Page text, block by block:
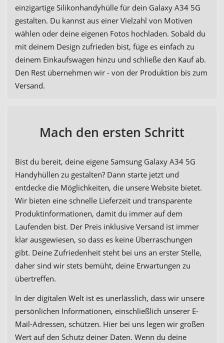
einzigartige Silikonhandyhülle für dein Galaxy A34 5G
gestalten. Du kannst aus einer Vielzahl von Motiven
wählen oder deine eigenen Fotos hochladen. Sobald du
mit deinem Design zufrieden bist, füge es einfach zu
deinem Einkaufswagen hinzu und schließe den Kauf ab.
Den Rest übernehmen wir - von der Produktion bis zum
Versand.
Mach den ersten Schritt
Bist du bereit, deine eigene Samsung Galaxy A34 5G
Handyhüllen zu gestalten? Dann starte jetzt und
entdecke die Möglichkeiten, die unsere Website bietet.
Wir bieten eine schnelle Lieferzeit und transparente
Produktinformationen, damit du immer auf dem
Laufenden bist. Der Preis inklusive Versand ist immer
klar ausgewiesen, so dass es keine Überraschungen
gibt. Deine Zufriedenheit steht bei uns an erster Stelle,
daher sind wir stets bemüht, deine Erwartungen zu
übertreffen.
In der digitalen Welt ist es unerlässlich, dass wir unsere
persönlichen Informationen, einschließlich unserer E-
Mail-Adressen, schützen. Hier bei uns legen wir großen
Wert auf den Schutz deiner Daten. Wenn du deine